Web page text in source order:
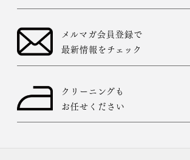
メルマガ会員登録で
最新情報をチェック
クリーニングも
お任せください